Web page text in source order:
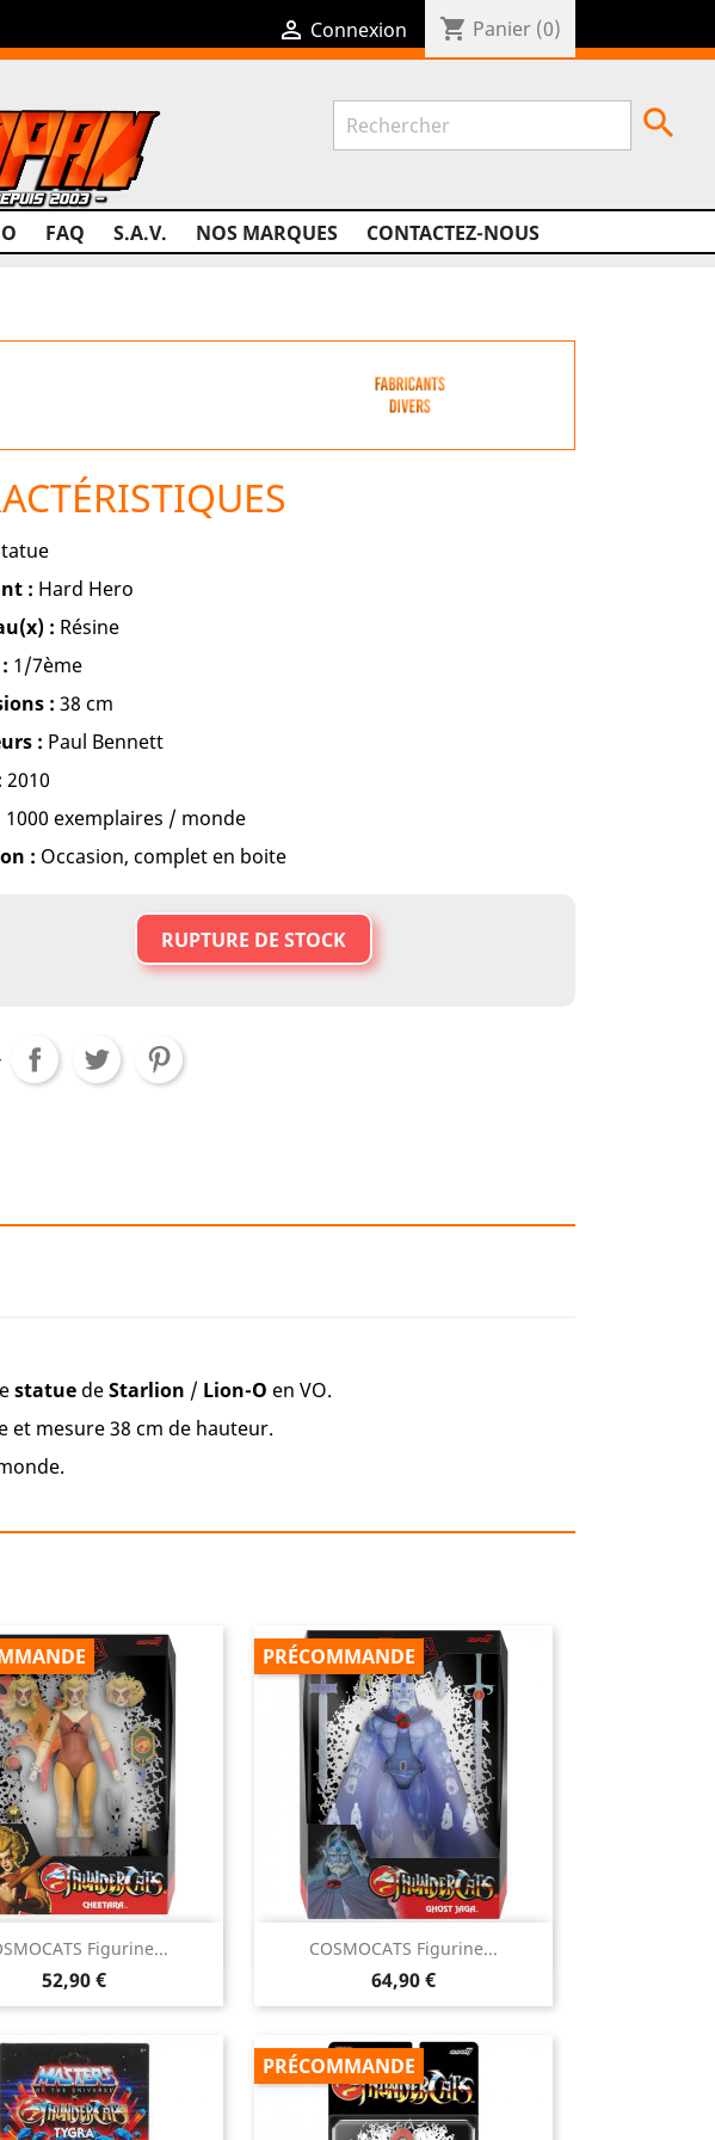
 Connexion shopping_cart Panier (0)
FAQ S.A.V. NOS MARQUES CONTACTEZ-NOUS

: Hard Hero
: Résine
1/7ème
: 38 cm
: Paul Bennett
2010
1000 exemplaires / monde
: Occasion, complet en boite
RUPTURE DE STOCK
statue deStarlion / Lion-O en VO.
et mesure 38 cm de hauteur.
Figurine...
Prix
52,90 €
Aperçu rapide COSMOCATS Figurine...
Prix
64,90 €
PRÉCOMMANDE
Aperçu rapide
PRÉCOMMANDE